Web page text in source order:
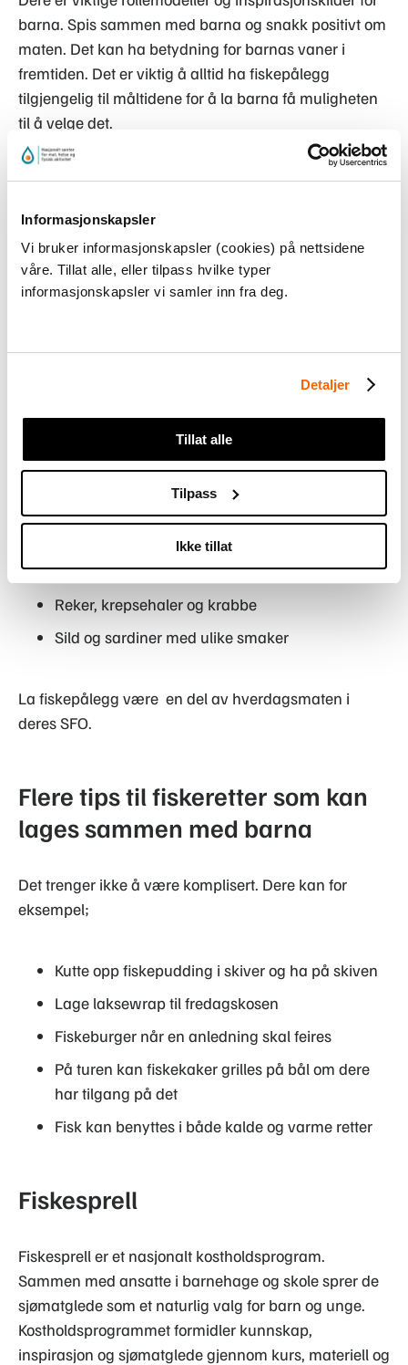
Informasjonskapsler
Vi bruker informasjonskapsler (cookies) på nettsidene
våre. Tillat alle, eller tilpass hvilke typer
informasjonskapsler vi samler inn fra deg.
Detaljer
Tillat alle
Tilpass
Ikke tillat
barna. Spis sammen med barna og snakk positivt om
maten. Det kan ha betydning for barnas vaner i
fremtiden. Det er viktig å alltid ha fiskepålegg
tilgjengelig til måltidene for å la barna få muligheten
til å velge det.
Deres SFO kan også innføre en fiskedag i uken hvor
Tips til fiskepålegg
og kaviar. Utvalget er imidlertid stort, så prøv gjerne
Røkt laks
Fiskekaker/fiskepudding
Varmrøykt krydderlaks
Reker, krepsehaler og krabbe
Sild og sardiner med ulike smaker
La fiskepålegg være en del av hverdagsmaten i
deres SFO.
Flere tips til fiskeretter som kan
lages sammen med barna
Det trenger ikke å være komplisert. Dere kan for
eksempel;
Kutte opp fiskepudding i skiver og ha på skiven
Lage laksewrap til fredagskosen
Fiskeburger når en anledning skal feires
På turen kan fiskekaker grilles på bål om dere
har tilgang på det
Fisk kan benyttes i både kalde og varme retter
Fiskesprell
Fiskesprell er et nasjonalt kostholdsprogram.
Sammen med ansatte i barnehage og skole sprer de
sjømatglede som et naturlig valg for barn og unge.
Kostholdsprogrammet formidler kunnskap,
inspirasjon og sjømatglede gjennom kurs, materiell og